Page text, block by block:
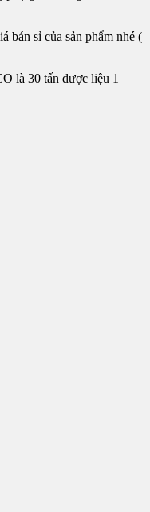
bán sỉ của sản phẩm nhé (
là 30 tấn dược liệu 1